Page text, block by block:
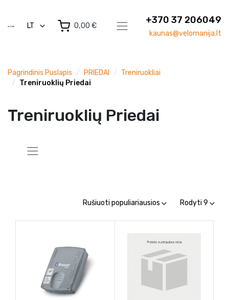
LT 0,00 €
+370 37 206049
kaunas@velomanija.lt
Pagrindinis Puslapis PRIEDAI
Treniruokliai
Treniruoklių Priedai
Treniruoklių Priedai
Rušiuoti populiariausios Rodyti 9